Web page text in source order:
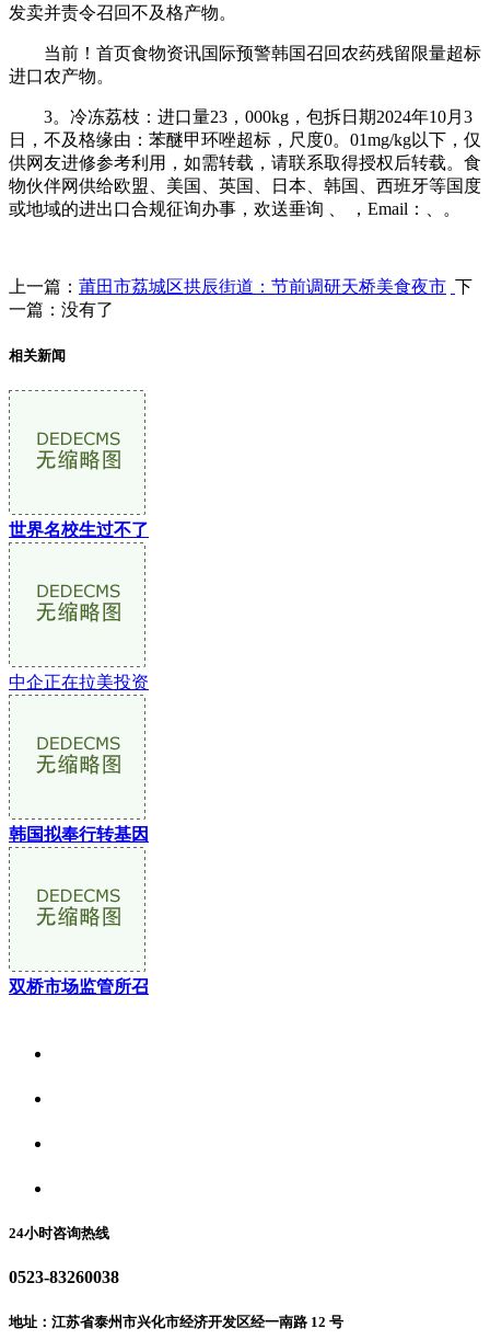
发卖并责令召回不及格产物。
当前！首页食物资讯国际预警韩国召回农药残留限量超标
进口农产物。
3。冷冻荔枝：进口量23，000kg，包拆日期2024年10月3
日，不及格缘由：苯醚甲环唑超标，尺度0。01mg/kg以下，仅
供网友进修参考利用，如需转载，请联系取得授权后转载。食
物伙伴网供给欧盟、美国、英国、日本、韩国、西班牙等国度
或地域的进出口合规征询办事，欢送垂询 、 ，Email：、。
上一篇： 莆田市荔城区拱辰街道：节前调研天桥美食夜市 下
一篇：没有了
相关新闻
世界名校生过不了
中企正在拉美投资
韩国拟奉行转基因
双桥市场监管所召
24小时咨询热线
0523-83260038
地址：江苏省泰州市兴化市经济开发区经一南路 12 号